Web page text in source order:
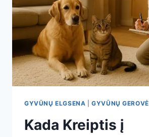
GYVŪNŲ ELGSENA |GYVŪNŲ GEROVĖ
Kada Kreiptis į